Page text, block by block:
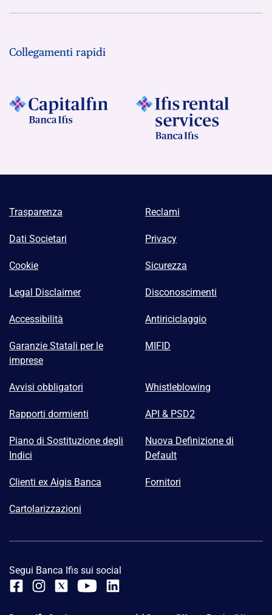
Collegamenti rapidi
Trasparenza Reclami
Dati Societari Privacy
Cookie Sicurezza
Legal Disclaimer Disconoscimenti
Accessibilità Antiriciclaggio
Garanzie Statali per le
imprese
MIFID
Avvisi obbligatori Whistleblowing
Rapporti dormienti API & PSD2
Piano di Sostituzione degli
Indici
Nuova Definizione di
Default
Clienti ex Aigis Banca Fornitori
Cartolarizzazioni
Segui Banca Ifis sui social